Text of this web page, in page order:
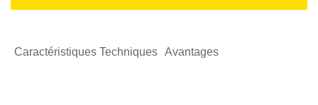
Caractéristiques Techniques Avantages